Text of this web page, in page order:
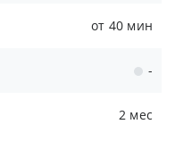
от 40 мин
-
2 мес